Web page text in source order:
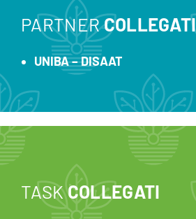
PARTNERCOLLEGATI
UNIBA – DISAAT
TASKCOLLEGATI